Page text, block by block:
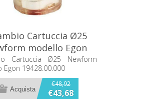
Cartuccia Ø25
modello Egon
19428.00.000
Cartuccia Ø25 Newform
Egon 19428.00.000
€48,92
€43,68